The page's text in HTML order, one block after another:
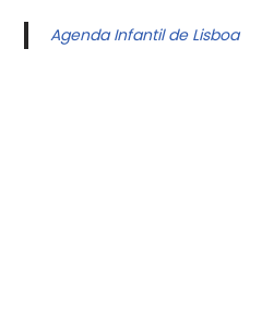
Agenda Infantil de Lisboa